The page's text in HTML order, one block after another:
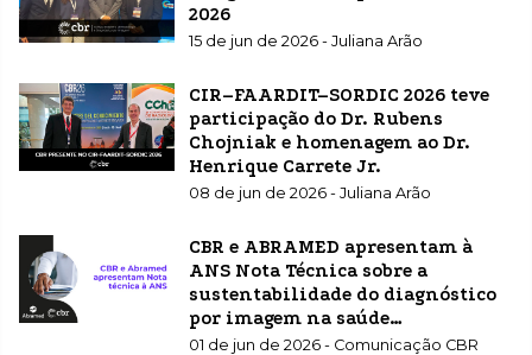
2026
15 de jun de 2026 - Juliana Arão
CIR–FAARDIT–SORDIC 2026 teve
participação do Dr. Rubens
Chojniak e homenagem ao Dr.
Henrique Carrete Jr.
08 de jun de 2026 - Juliana Arão
CBR e ABRAMED apresentam à
ANS Nota Técnica sobre a
sustentabilidade do diagnóstico
por imagem na saúde
suplementar
01 de jun de 2026 - Comunicação CBR